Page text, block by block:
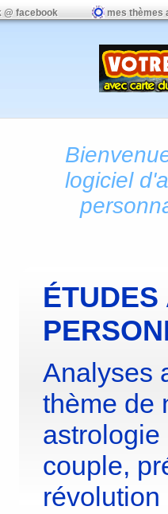
@ facebook mes thèmes
logiciel
Analyses
thème de
couple,